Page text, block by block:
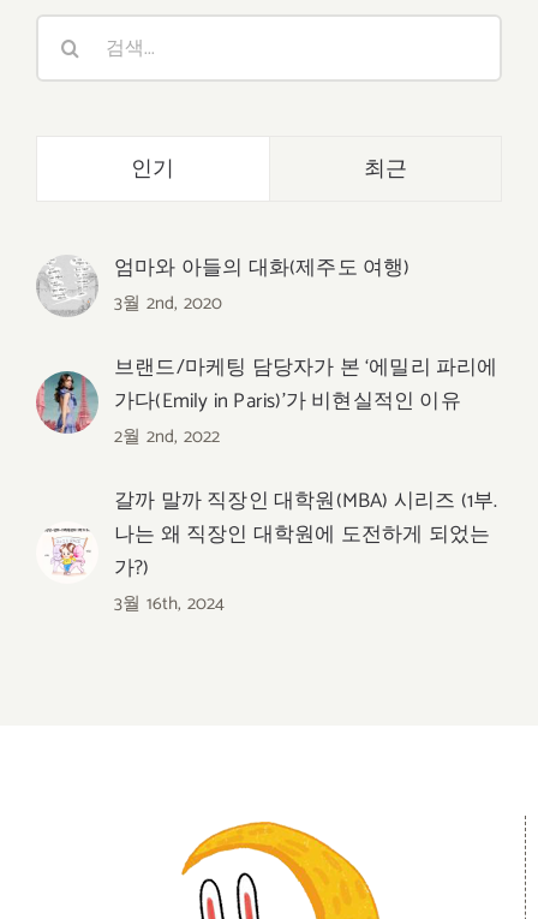
인기 최근
엄마와 아들의 대화(제주도 여행)
3월 2nd, 2020
브랜드/마케팅 담당자가 본 ‘에밀리 파리에
가다(Emily in Paris)’가 비현실적인 이유
2월 2nd, 2022
갈까 말까 직장인 대학원(MBA) 시리즈 (1부.
나는 왜 직장인 대학원에 도전하게 되었는
가?)
3월 16th, 2024